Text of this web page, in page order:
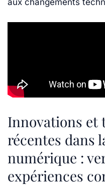
Innovations et
récentes dans
numérique :
expériences